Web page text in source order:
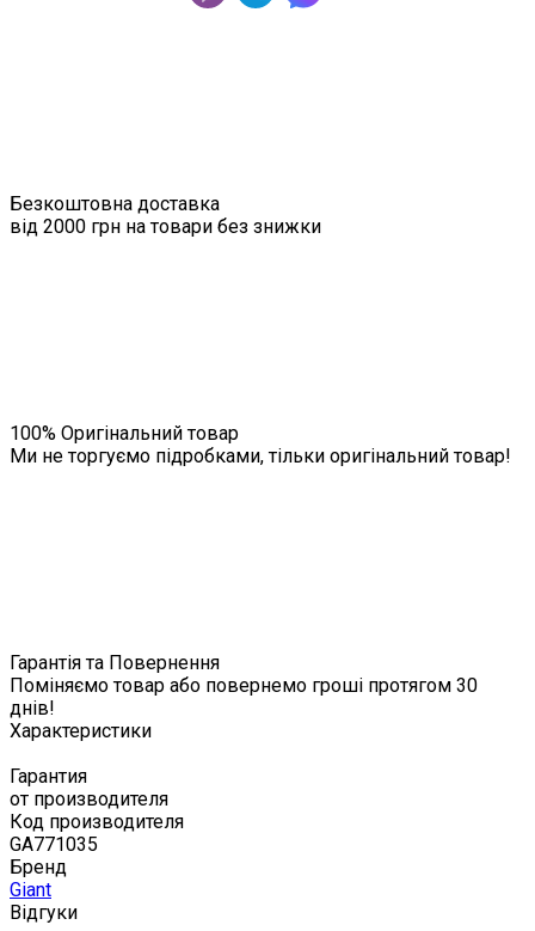
Безкоштовна доставка
від 2000 грн на товари без знижки
100% Оригінальний товар
Ми не торгуємо підробками, тільки оригінальний товар!
Гарантія та Повернення
Поміняємо товар або повернемо гроші протягом 30
днів!
Характеристики
Гарантия
от производителя
Код производителя
GA771035
Бренд
Giant
Відгуки